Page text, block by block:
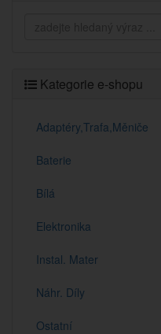
Kategorie e-shopu
Adaptéry,Trafa,Měniče
Baterie
Bílá
Elektronika
Instal. Mater
Náhr. Díly
Ostatní